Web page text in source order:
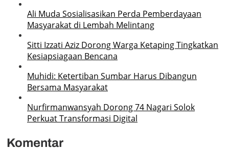
Ali Muda Sosialisasikan Perda Pemberdayaan
Masyarakat di Lembah Melintang
Sitti Izzati Aziz Dorong Warga Ketaping Tingkatkan
Kesiapsiagaan Bencana
Muhidi: Ketertiban Sumbar Harus Dibangun
Bersama Masyarakat
Nurfirmanwansyah Dorong 74 Nagari Solok
Perkuat Transformasi Digital
Komentar